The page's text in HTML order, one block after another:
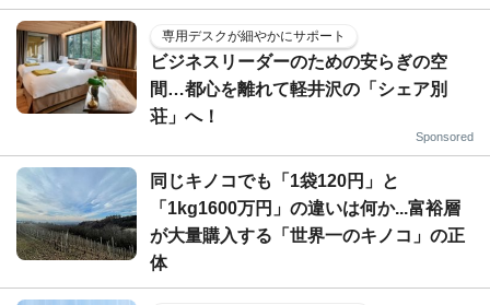
専用デスクが細やかにサポート
ビジネスリーダーのための安らぎの空
間…都心を離れて軽井沢の「シェア別
荘」へ！
Sponsored
同じキノコでも「1袋120円」と
「1kg1600万円」の違いは何か...富裕層
が大量購入する「世界一のキノコ」の正
体